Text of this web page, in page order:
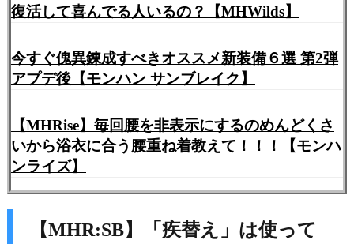
復活して喜んでる人いるの？【MHWilds】
今すぐ傀異錬成すべきオススメ新装備６選 第2弾
アプデ後【モンハン サンブレイク】
【MHRise】毎回腰を非表示にするのめんどくさ
いから浴衣に合う腰重ね着教えて！！！【モンハ
ンライズ】
【MHR:SB】「疾替え」は使って